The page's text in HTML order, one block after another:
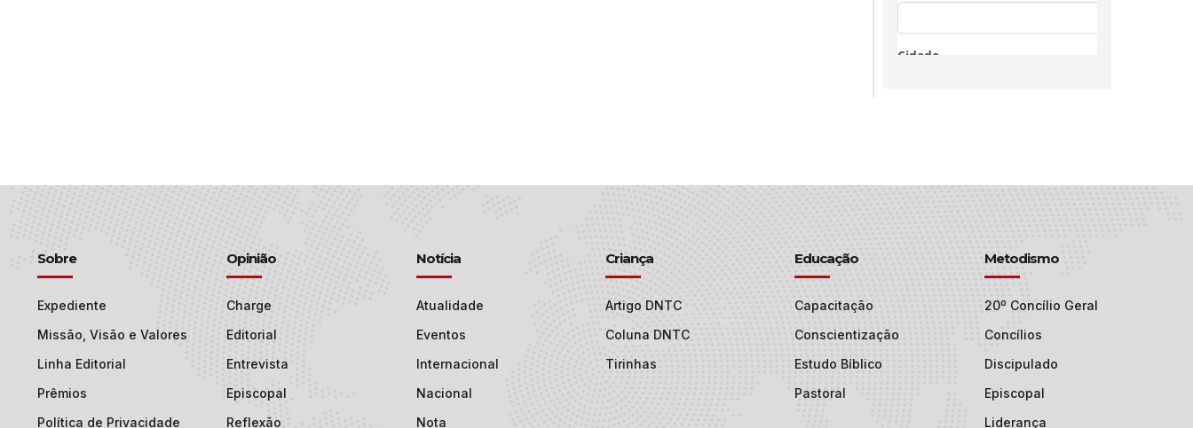
Sobre
Expediente
Missão, Visão e Valores
Linha Editorial
Prêmios
Política de Privacidade
Opinião
Charge
Editorial
Entrevista
Episcopal
Reflexão
Notícia
Atualidade
Eventos
Internacional
Nacional
Nota
Criança
Artigo DNTC
Coluna DNTC
Tirinhas
Educação
Capacitação
Conscientização
Estudo Bíblico
Pastoral
Metodismo
20º Concílio Geral
Concílios
Discipulado
Episcopal
Liderança